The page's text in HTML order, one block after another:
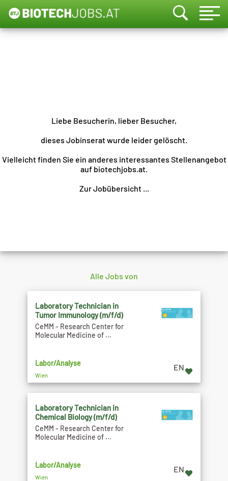
Liebe Besucherin, lieber Besucher,
dieses Jobinserat wurde leider gelöscht.
Vielleicht finden Sie ein anderes interessantes Stellenangebot
auf biotechjobs.at.
Zur Jobübersicht ...
Alle Jobs von
Laboratory Technician in
Tumor Immunology (m/f/d)
CeMM - Research Center for
Molecular Medicine of ...
Labor/Analyse
Wien
EN
Laboratory Technician in
Chemical Biology (m/f/d)
CeMM - Research Center for
Molecular Medicine of ...
Labor/Analyse
Wien
EN